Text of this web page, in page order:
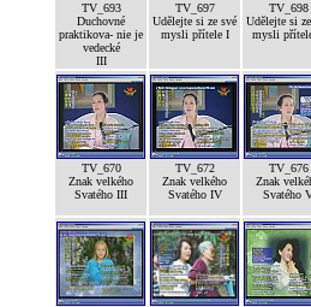
TV_693
Duchovné
praktikova- nie je
vedecké
III
TV_697
Udělejte si ze své
mysli přítele I
TV_698
Udělejte si
mysli
TV_670
Znak velkého
Svatého III
TV_672
Znak velkého
Svatého IV
TV_676
Znak
Svatého